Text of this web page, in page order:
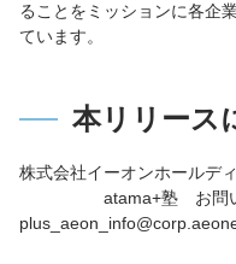
ることをミッションに各企
ています。
本リリース
株式会社イーオンホール
atama+塾 お問い合